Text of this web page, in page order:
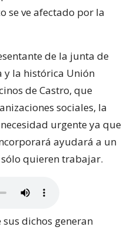
se ve afectado por la
de la junta de
y la histórica Unión
de Castro, que
sociales, la
urgente ya que
ayudará a un
quieren trabajar.
dichos generan